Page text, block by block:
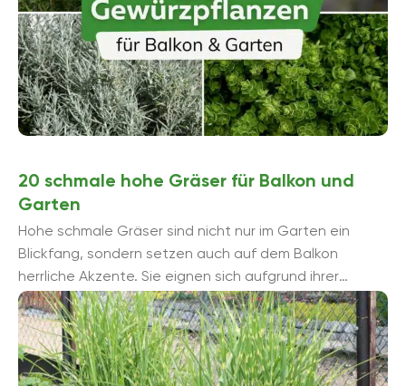
20 schmale hohe Gräser für Balkon und
Garten
Hohe schmale Gräser sind nicht nur im Garten ein
Blickfang, sondern setzen auch auf dem Balkon
herrliche Akzente. Sie eignen sich aufgrund ihrer
Wuchshöhe als Solitärpflanzen und ...